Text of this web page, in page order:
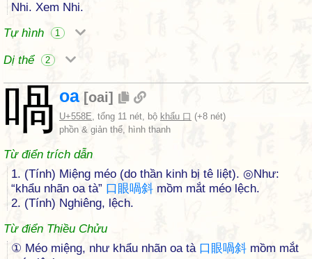
Nhi. Xem Nhi.
Tự hình
1
Dị thể 2
喎 oa[oai]
U+558E, tổng 11 nét, bộ khẩu 口 (+8 nét)
phồn & giản thể, hình thanh
Từ điển trích dẫn
1. (Tính) Miệng méo (do thần kinh bị tê liệt). ◎Như:
“khẩu nhãn oa tà” 口 眼喎斜 mồm mắt méo lệch.
2. (Tính) Nghiêng, lệch.
Từ điển Thiều Chửu
① Méo miệng, như khẩu nhãn oa tà 口 眼喎斜 mồm mắt